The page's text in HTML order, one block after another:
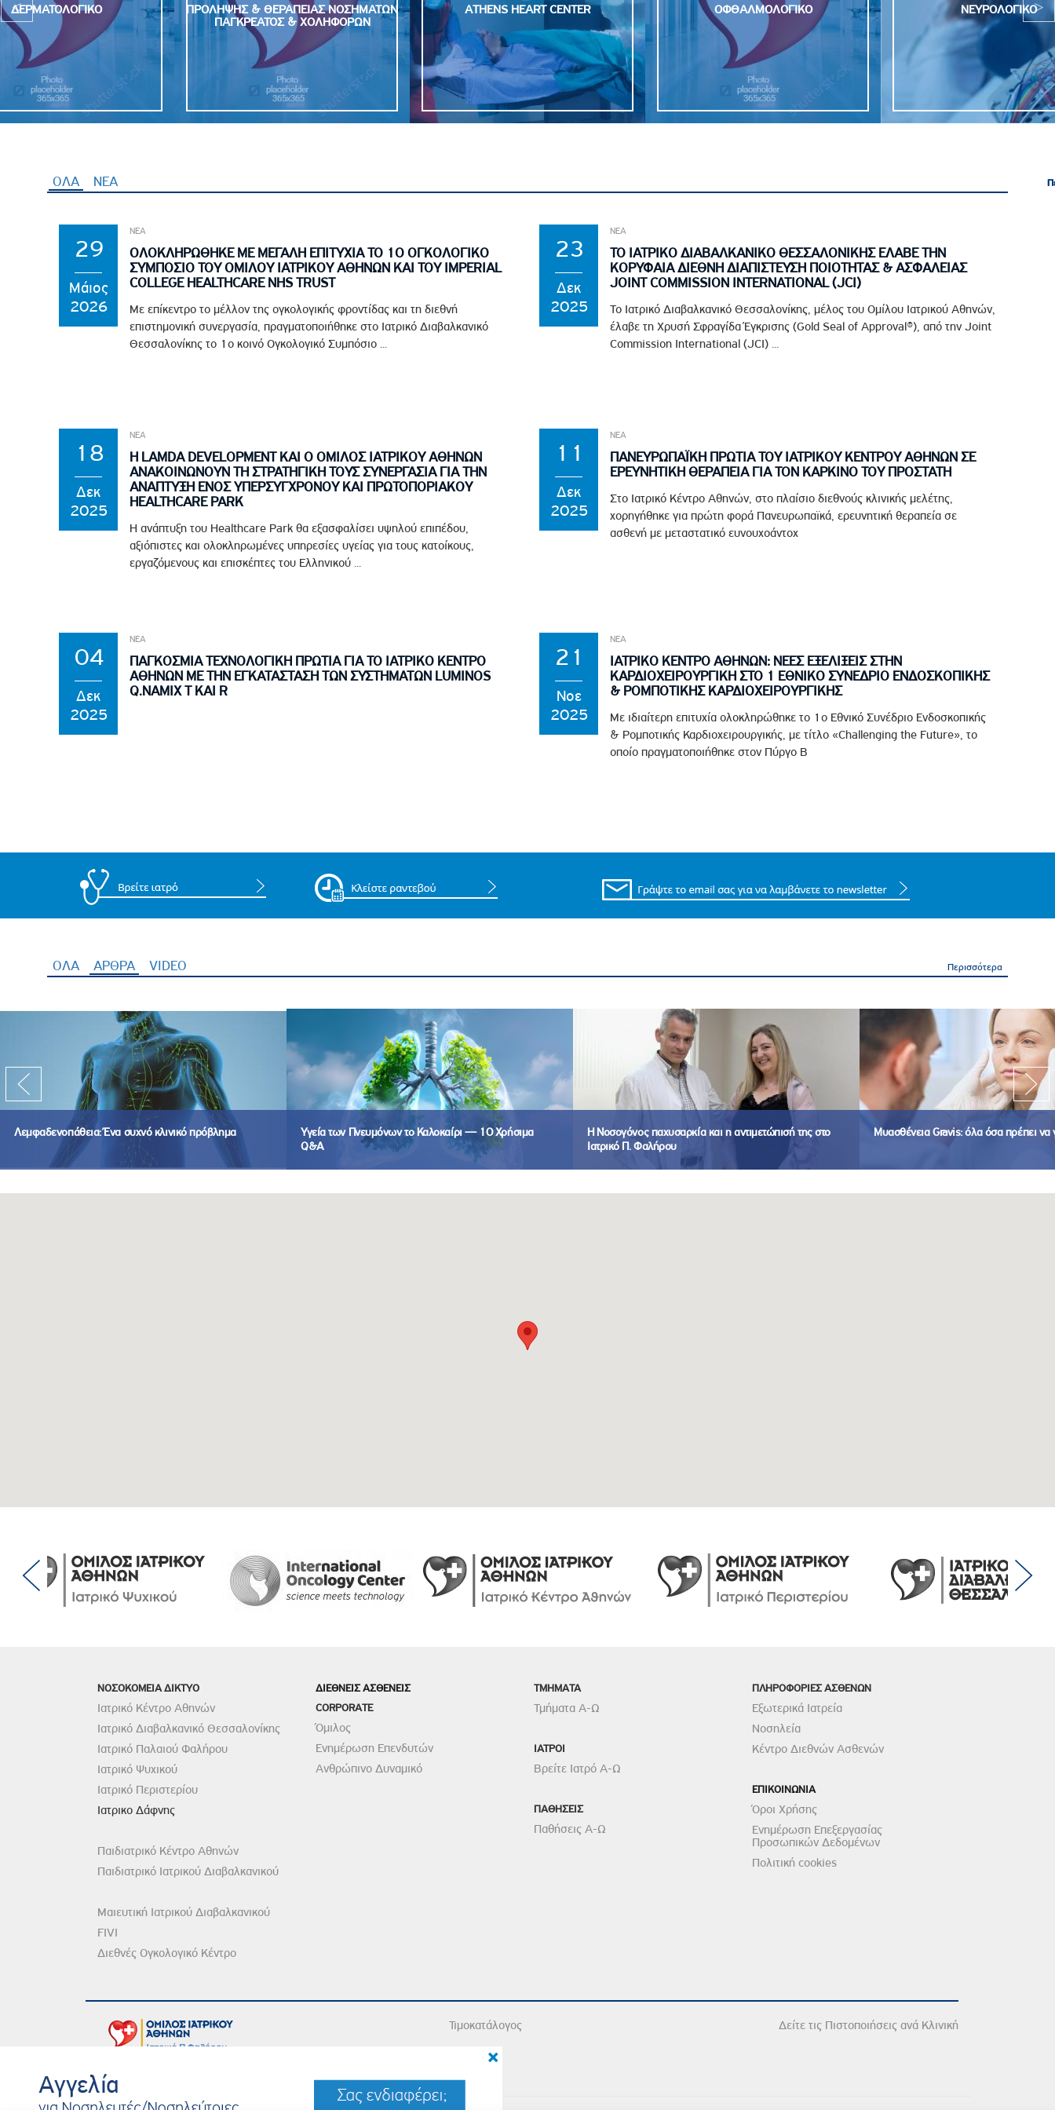
ΔΕΡΜΑΤΟΛΟΓΙΚΟ
ΠΡΟΛΗΨΗΣ & ΘΕΡΑΠΕΙΑΣ ΝΟΣΗΜΑΤΩΝ
ΠΑΓΚΡΕΑΤΟΣ & ΧΟΛΗΦΟΡΩΝ
ATHENS HEART CENTER ΟΦΘΑΛΜΟΛΟΓΙΚΟ ΝΕΥΡΟΛΟΓΙΚΟ
ΟΛΑ ΝΕΑ
29
Μάιος
2026
ΝΕΑ
ΟΛΟΚΛΗΡΩΘΗΚΕ ΜΕ ΜΕΓΑΛΗ ΕΠΙΤΥΧΙΑ ΤΟ 1Ο ΟΓΚΟΛΟΓΙΚΟ
ΣΥΜΠΟΣΙΟ ΤΟΥ ΟΜΙΛΟΥ ΙΑΤΡΙΚΟΥ ΑΘΗΝΩΝ ΚΑΙ ΤΟΥ IMPERIAL
COLLEGE HEALTHCARE NHS TRUST
Με επίκεντρο το μέλλον της ογκολογικής φροντίδας και τη διεθνή
επιστημονική συνεργασία, πραγματοποιήθηκε στο Ιατρικό Διαβαλκανικό
Θεσσαλονίκης το 1ο κοινό Ογκολογικό Συμπόσιο ...
23
Δεκ
2025
ΝΕΑ
ΤΟ ΙΑΤΡΙΚΟ ΔΙΑΒΑΛΚΑΝΙΚΟ ΘΕΣΣΑΛΟΝΙΚΗΣ ΕΛΑΒΕ ΤΗΝ
ΚΟΡΥΦΑΙΑ ΔΙΕΘΝΗ ΔΙΑΠΙΣΤΕΥΣΗ ΠΟΙΟΤΗΤΑΣ & ΑΣΦΑΛΕΙΑΣ
JOINT COMMISSION INTERNATIONAL (JCI)
Το Ιατρικό Διαβαλκανικό Θεσσαλονίκης, μέλος του Ομίλου Ιατρικού Αθηνών,
έλαβε τη Χρυσή Σφραγίδα Έγκρισης (Gold Seal of Approval®), από την Joint
Commission International (JCI) ...
18
Δεκ
2025
ΝΕΑ
Η LAMDA DEVELOPMENT ΚΑΙ Ο ΟΜΙΛΟΣ ΙΑΤΡΙΚΟΥ ΑΘΗΝΩΝ
ΑΝΑΚΟΙΝΩΝΟΥΝ ΤΗ ΣΤΡΑΤΗΓΙΚΗ ΤΟΥΣ ΣΥΝΕΡΓΑΣΙΑ ΓΙΑ ΤΗΝ
ΑΝΑΠΤΥΞΗ ΕΝΟΣ ΥΠΕΡΣΥΓΧΡΟΝΟΥ ΚΑΙ ΠΡΩΤΟΠΟΡΙΑΚΟΥ
HEALTHCARE PARK
Η ανάπτυξη του Healthcare Park θα εξασφαλίσει υψηλού επιπέδου,
αξιόπιστες και ολοκληρωμένες υπηρεσίες υγείας για τους κατοίκους,
εργαζόμενους και επισκέπτες του Ελληνικού ...
11
Δεκ
2025
ΝΕΑ
ΠΑΝΕΥΡΩΠΑΪΚΗ ΠΡΩΤΙΑ ΤΟΥ ΙΑΤΡΙΚΟΥ ΚΕΝΤΡΟΥ ΑΘΗΝΩΝ ΣΕ
ΕΡΕΥΝΗΤΙΚΗ ΘΕΡΑΠΕΙΑ ΓΙΑ ΤΟΝ ΚΑΡΚΙΝΟ ΤΟΥ ΠΡΟΣΤΑΤΗ
Στο Ιατρικό Κέντρο Αθηνών, στο πλαίσιο διεθνούς κλινικής μελέτης,
χορηγήθηκε για πρώτη φορά Πανευρωπαϊκά, ερευνητική θεραπεία σε
ασθενή με μεταστατικό ευνουχοάντοχ
04
Δεκ
2025
ΝΕΑ
ΠΑΓΚΟΣΜΙΑ ΤΕΧΝΟΛΟΓΙΚΗ ΠΡΩΤΙΑ ΓΙΑ ΤΟ ΙΑΤΡΙΚΟ ΚΕΝΤΡΟ
ΑΘΗΝΩΝ ΜΕ ΤΗΝ ΕΓΚΑΤΑΣΤΑΣΗ ΤΩΝ ΣΥΣΤΗΜΑΤΩΝ LUMINOS
Q.NAMIX T ΚΑΙ R
21
Νοε
2025
ΝΕΑ
ΙΑΤΡΙΚΟ ΚΕΝΤΡΟ ΑΘΗΝΩΝ: ΝΕΕΣ ΕΞΕΛΙΞΕΙΣ ΣΤΗΝ
ΚΑΡΔΙΟΧΕΙΡΟΥΡΓΙΚΗ ΣΤΟ 1 ΕΘΝΙΚΟ ΣΥΝΕΔΡΙΟ ΕΝΔΟΣΚΟΠΙΚΗΣ
& ΡΟΜΠΟΤΙΚΗΣ ΚΑΡΔΙΟΧΕΙΡΟΥΡΓΙΚΗΣ
Με ιδιαίτερη επιτυχία ολοκληρώθηκε το 1ο Εθνικό Συνέδριο Ενδοσκοπικής
& Ρομποτικής Καρδιοχειρουργικής, με τίτλο «Challenging the Future», το
οποίο πραγματοποιήθηκε στον Πύργο Β
ΟΛΑ ΑΡΘΡΑ (ενεργή καρτέλα)
VIDEO Περισσότερα
Λεμφαδενοπάθεια: Ένα συχνό κλινικό πρόβλημα
Υγεία των Πνευμόνων το Καλοκαίρι — 10 Χρήσιμα
Q&A
Η Νοσογόνος παχυσαρκία και η αντιμετώπισή της στο
Ιατρικό Π. Φαλήρου
Μυασθένεια Gravis: όλα όσα πρέπει να
ΝΟΣΟΚΟΜΕΙΑ ΔΙΚΤΥΟ
Ιατρικό Κέντρο Αθηνών
Ιατρικό Διαβαλκανικό Θεσσαλονίκης
Ιατρικό Παλαιού Φαλήρου
Ιατρικό Ψυχικού
Ιατρικό Περιστερίου
Ιατρικο Δάφνης
Παιδιατρικό Κέντρο Αθηνών
Παιδιατρικό Ιατρικού Διαβαλκανικού
Μαιευτική Ιατρικού Διαβαλκανικού
FIVI
Διεθνές Ογκολογικό Κέντρο
ΔΙΕΘΝΕΙΣ ΑΣΘΕΝΕΙΣ
CORPORATE
Όμιλος
Ενημέρωση Επενδυτών
Ανθρώπινο Δυναμικό
TMHMATA
Τμήματα Α-Ω
ΙΑΤΡΟΙ
Βρείτε Ιατρό Α-Ω
ΠΑΘΗΣΕΙΣ
Παθήσεις Α-Ω
ΠΛΗΡΟΦΟΡΙΕΣ ΑΣΘΕΝΩΝ
Εξωτερικά Ιατρεία
Νοσηλεία
Κέντρο Διεθνών Ασθενών
ΕΠΙΚΟΙΝΩΝΙΑ
Όροι Χρήσης
Ενημέρωση Επεξεργασίας
Προσωπικών Δεδομένων
Πολιτική cookies
Τιμοκατάλογος Δείτε τις Πιστοποιήσεις ανά Κλινική
×